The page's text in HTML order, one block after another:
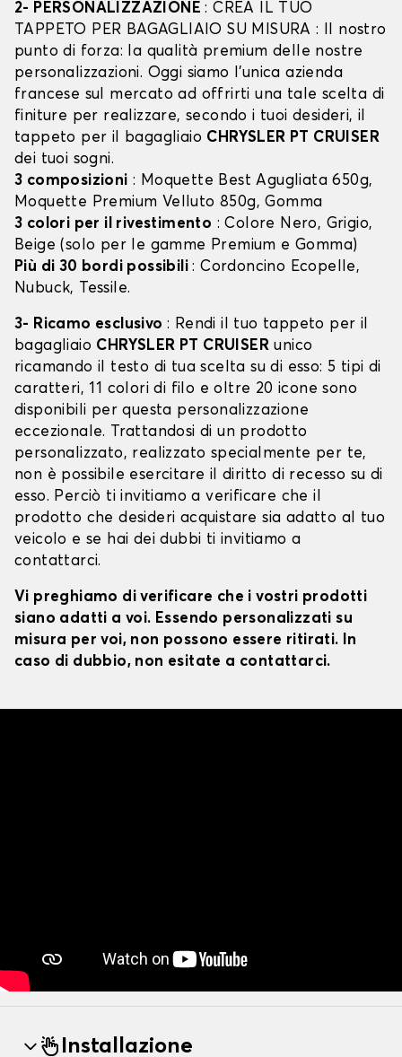
2- PERSONALIZZAZIONE: CREA IL TUO
TAPPETO PER BAGAGLIAIO SU MISURA : Il nostro
punto di forza: la qualità premium delle nostre
personalizzazioni. Oggi siamo l’unica azienda
francese sul mercato ad offrirti una tale scelta di
finiture per realizzare, secondo i tuoi desideri, il
tappeto per il bagagliaio CHRYSLER PT CRUISER
dei tuoi sogni.
3 composizioni : Moquette Best Agugliata 650g,
Moquette Premium Velluto 850g, Gomma
3 colori per il rivestimento : Colore Nero, Grigio,
Beige (solo per le gamme Premium e Gomma)
Più di 30 bordi possibili: Cordoncino Ecopelle,
Nubuck, Tessile.
3- Ricamo esclusivo : Rendi il tuo tappeto per il
bagagliaio CHRYSLER PT CRUISER unico
ricamando il testo di tua scelta su di esso: 5 tipi di
caratteri, 11 colori di filo e oltre 20 icone sono
disponibili per questa personalizzazione
eccezionale. Trattandosi di un prodotto
personalizzato, realizzato specialmente per te,
non è possibile esercitare il diritto di recesso su di
esso. Perciò ti invitiamo a verificare che il
prodotto che desideri acquistare sia adatto al tuo
veicolo e se hai dei dubbi ti invitiamo a
contattarci.
Vi preghiamo di verificare che i vostri prodotti
siano adatti a voi. Essendo personalizzati su
misura per voi, non possono essere ritirati. In
caso di dubbio, non esitate a contattarci.
Installazione